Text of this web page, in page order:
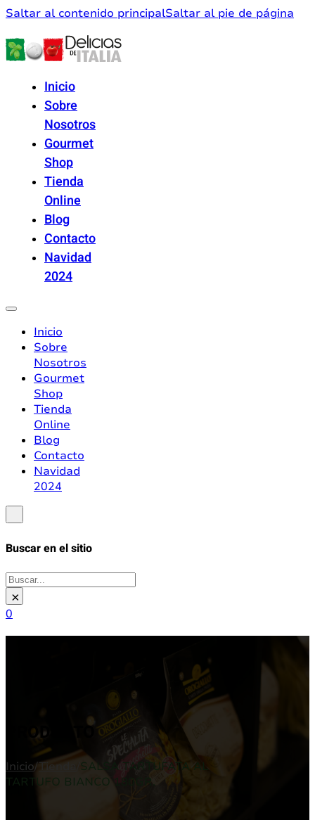
Saltar al contenido principalSaltar al pie de página
Inicio
Sobre
Nosotros
Gourmet
Shop
Tienda
Online
Blog
Contacto
Navidad
2024
Inicio
Sobre
Nosotros
Gourmet
Shop
Tienda
Online
Blog
Contacto
Navidad
2024
Buscar en el sitio
Buscar
×
0
PRODUCTO
Inicio/Tienda
SALSA TARTUFATA AL
TARTUFO BIANCO 180GR.